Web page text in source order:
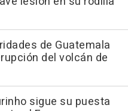
de Guatemala
del volcán de
sigue su puesta